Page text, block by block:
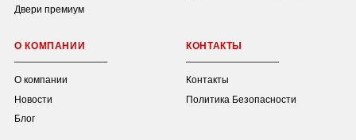
Двери премиум
О КОМПАНИИ
О компании
Новости
Блог
КОНТАКТЫ
Контакты
Политика Безопасности